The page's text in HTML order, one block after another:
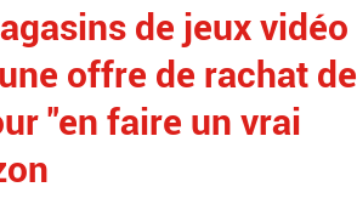
de jeux vidéo
offre de rachat de
"en faire un vrai